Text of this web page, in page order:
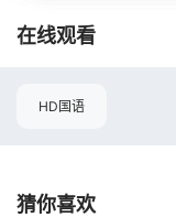
在线观看
HD国语
猜你喜欢